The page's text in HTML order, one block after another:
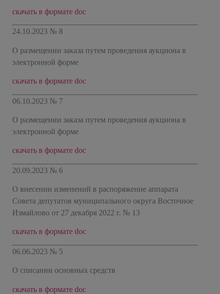
скачать в формате doc
24.10.2023 № 8
О размещении заказа путем проведения аукциона в
электронной форме
скачать в формате doc
06.10.2023 № 7
О размещении заказа путем проведения аукциона в
электронной форме
скачать в формате doc
20.09.2023 № 6
О внесении изменений в распоряжение аппарата
Совета депутатов муниципального округа Восточное
Измайлово от 27 декабря 2022 г. № 13
скачать в формате doc
06.06.2023 № 5
О списании основных средств
скачать в формате doc